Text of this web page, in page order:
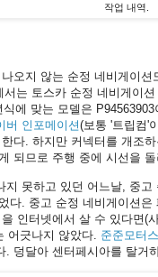
작업 내역.
오지 않는 순정 네비게이
서는 토스카 순정 네비게이
식에 맞는 모델은
버 인포메이션(보통 '트립컴'
다. 하지만 커넥터를 개조
되므로 주행 중에 시선을
지 못하고 있던 어느날, 중
다. 중고 순정 네비게이션
인터넷에서 살 수 있다면(
어긋나지 않았다. 준준모터스
. 덩달아 센터페시아를 탈거